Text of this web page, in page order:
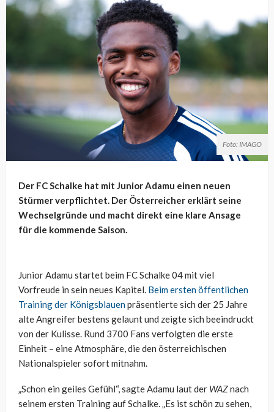
Foto: IMAGO
Der FC Schalke hat mit Junior Adamu einen neuen
Stürmer verpflichtet. Der Österreicher erklärt seine
Wechselgründe und macht direkt eine klare Ansage
für die kommende Saison.
Junior Adamu startet beim FC Schalke 04 mit viel
Vorfreude in sein neues Kapitel. Beim ersten öffentlichen
Training der Königsblauenpräsentierte sich der 25 Jahre
alte Angreifer bestens gelaunt und zeigte sich beeindruckt
von der Kulisse. Rund 3700 Fans verfolgten die erste
Einheit – eine Atmosphäre, die den österreichischen
Nationalspieler sofort mitnahm.
„Schon ein geiles Gefühl“, sagte Adamu laut der WAZnach
seinem ersten Training auf Schalke. „Es ist schön zu sehen,